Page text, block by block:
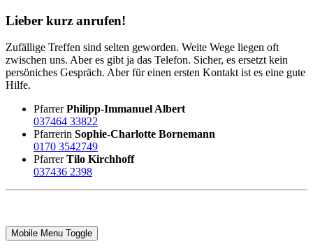
Lieber kurz anrufen!
Zufällige Treffen sind selten geworden. Weite Wege liegen oft
zwischen uns. Aber es gibt ja das Telefon. Sicher, es ersetzt kein
persöniches Gespräch. Aber für einen ersten Kontakt ist es eine gute
Hilfe.
PfarrerPhilipp-Immanuel Albert
037464 33822
Pfarrerin Sophie-Charlotte Bornemann
0170 3542749
PfarrerTilo Kirchhoff
037436 2398
Mobile Menu Toggle